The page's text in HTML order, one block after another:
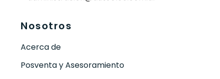
Nosotros
Acerca de
Posventa y Asesoramiento